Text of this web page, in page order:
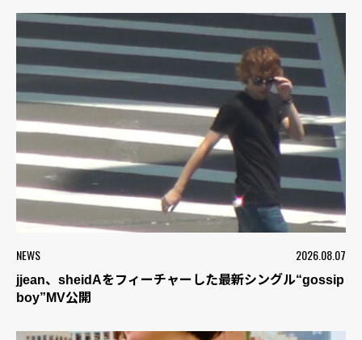
NEWS 2026.08.07
jjean、sheidAをフィーチャーした最新シングル“gossip
boy”MV公開